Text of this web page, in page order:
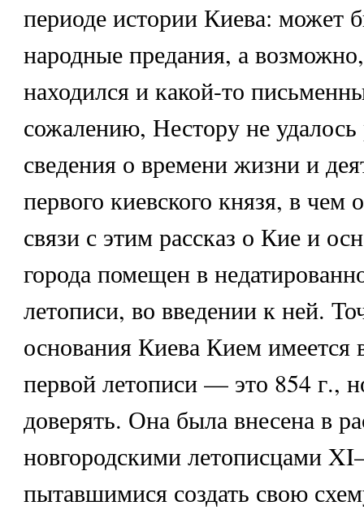
периоде истории Киева: может
народные предания, а
находился и какой-то
сожалению, Нестору не удалось
сведения о времени жизни и
первого киевского князя, в чем
связи с этим рассказ о Кие и
города помещен в
летописи, во введении к ней.
основания Киева Кием имеется
первой летописи — это 854 г.,
доверять. Она была внесена в
новгородскими летописцами
пытавшимися создать свою